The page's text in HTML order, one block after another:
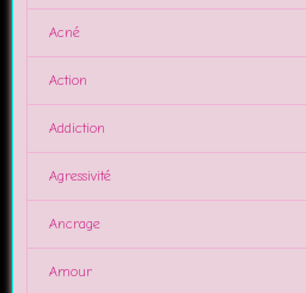
Acné
Action
Addiction
Agressivité
Ancrage
Amour